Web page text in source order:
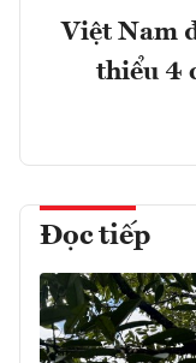
Việt Nam
thiểu 4
Đọc tiếp